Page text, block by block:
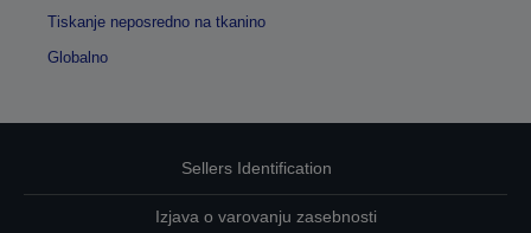
Tiskanje neposredno na tkanino
Globalno
Sellers Identification
Izjava o varovanju zasebnosti